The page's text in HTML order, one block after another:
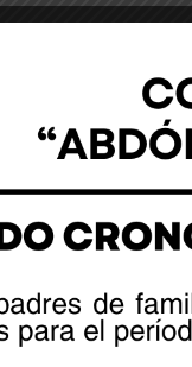
de los
docentes
Estefanía Saravia,
segunda vocal
Lic. Mateo